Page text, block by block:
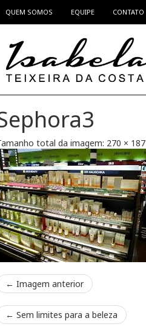
QUEM SOMOS EQUIPE CONTATO
total da imagem: 270 × 187
← Imagem anterior
← Sem limites para a beleza